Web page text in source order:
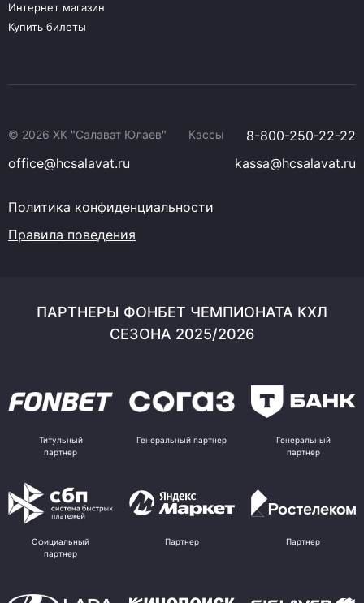
Интернет магазин
Купить билеты
© 2026 ХК "Салават Юлаев" Кассы
8-800-250-22-22
office@hcsalavat.ru
kassa@hcsalavat.ru
Политика конфиденциальности
Правила поведения
ПАРТНЕРЫ ФОНБЕТ ЧЕМПИОНАТА КХЛ
СЕЗОНА 2025/2026
Титульный
партнер
Генеральный партнер
Генеральный
партнер
Официальный
партнер
Партнер Партнер